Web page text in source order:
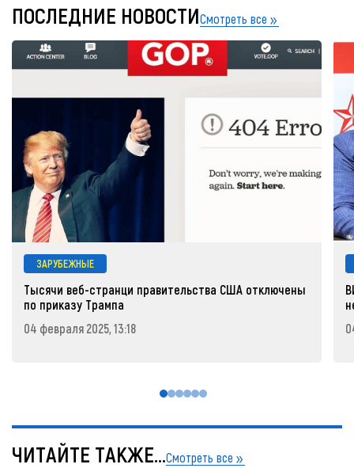
ПОСЛЕДНИЕ НОВОСТИСмотреть все
ЗАРУБЕЖНЫЕ
Тысячи веб-странци правительства США отключены
по приказу Трампа
04 февраля 2025, 13:18
ЧИТАЙТЕ ТАКЖЕ...Смотреть все